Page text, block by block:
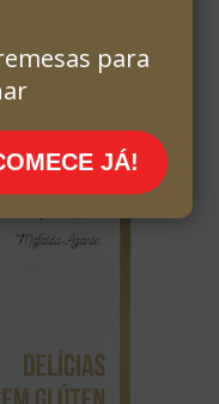
para
JÁ!